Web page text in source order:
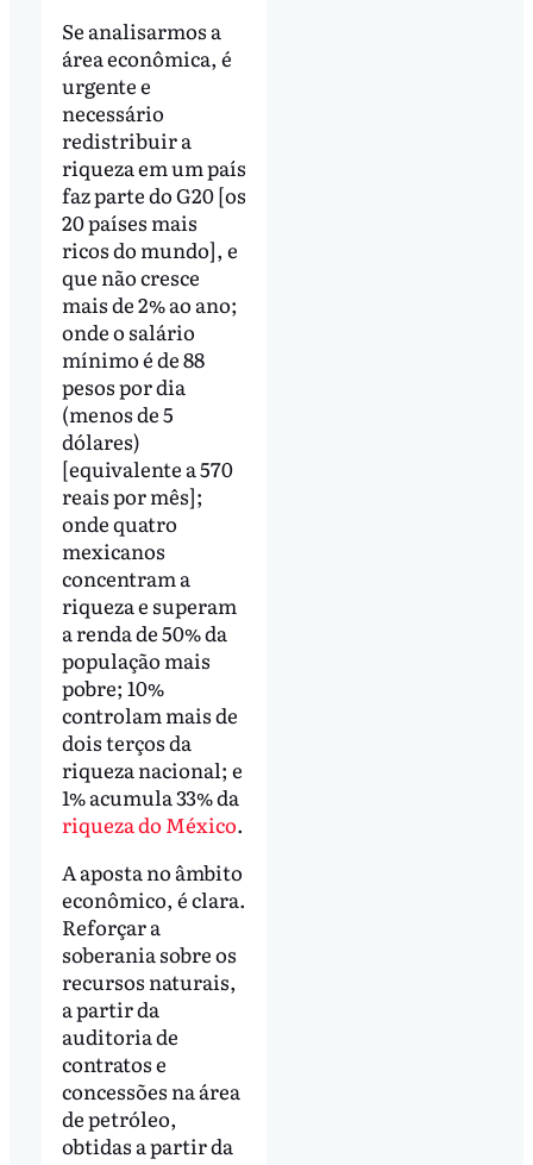
Se analisarmos a
área econômica, é
urgente e
necessário
redistribuir a
riqueza em um país
faz parte do G20 [os
20 países mais
ricos do mundo], e
que não cresce
mais de 2% ao ano;
onde o salário
mínimo é de 88
pesos por dia
(menos de 5
dólares)
[equivalente a 570
reais por mês];
onde quatro
mexicanos
concentram a
riqueza e superam
a renda de 50% da
população mais
pobre; 10%
controlam mais de
dois terços da
riqueza nacional; e
1% acumula 33% da
riqueza do México.
A aposta no âmbito
econômico, é clara.
Reforçar a
soberania sobre os
recursos naturais,
a partir da
auditoria de
contratos e
concessões na área
de petróleo,
obtidas a partir da